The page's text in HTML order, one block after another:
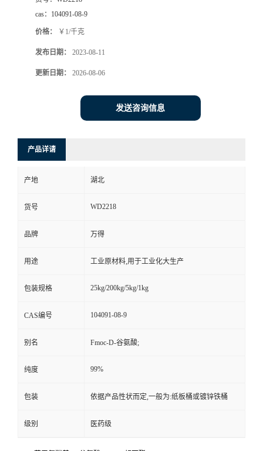
cas： 104091-08-9
价格： ￥1/千克
发布日期： 2023-08-11
更新日期： 2026-08-06
发送咨询信息
产品详请
产地 湖北
货号 WD2218
品牌 万得
用途 工业原材料,用于工业化大生产
包装规格 25kg/200kg/5kg/1kg
CAS编号 104091-08-9
别名 Fmoc-D-谷氨酸;
纯度 99%
包装 依据产品性状而定,一般为:纸板桶或镀锌铁桶
级别 医药级